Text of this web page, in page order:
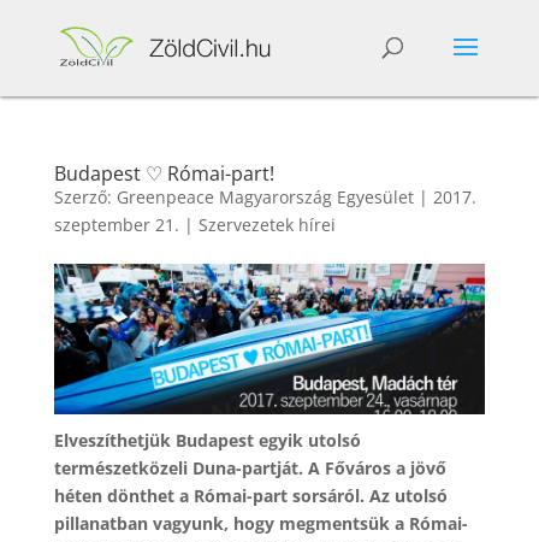
Budapest ♡ Római-part!
Szerző: Greenpeace Magyarország Egyesület| 2017.
szeptember 21. | Szervezetek hírei
Elveszíthetjük Budapest egyik utolsó
természetközeli Duna-partját. A Főváros a jövő
héten dönthet a Római-part sorsáról. Az utolsó
pillanatban vagyunk, hogy megmentsük a Római-